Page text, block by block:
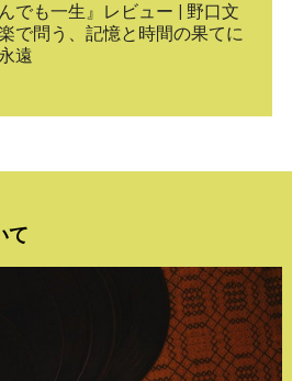
んでも一生』レビュー | 野口文
で問う、記憶と時間の果てに
遠
て